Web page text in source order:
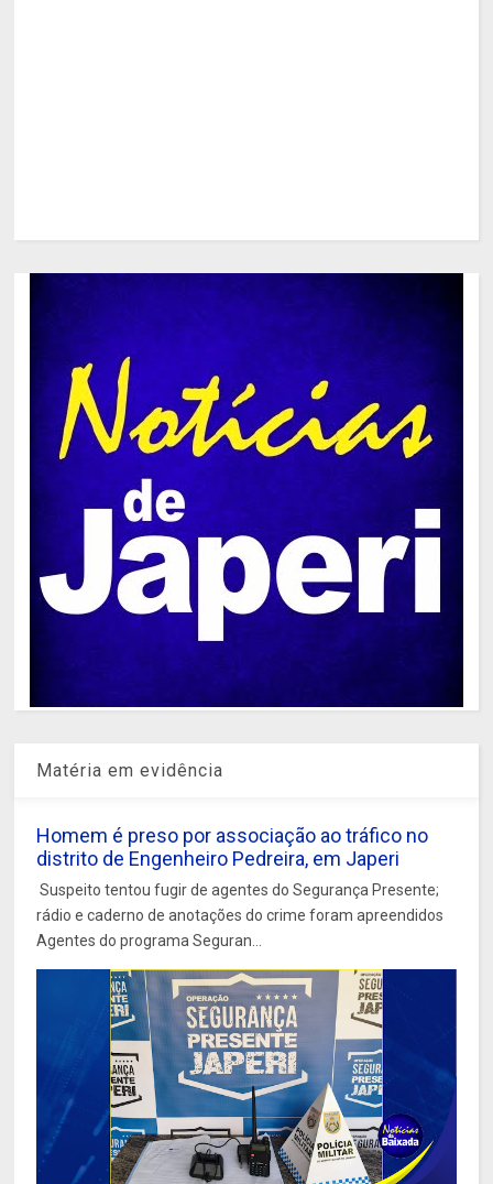
Matéria em evidência
Homem é preso por associação ao tráfico no
distrito de Engenheiro Pedreira, em Japeri
Suspeito tentou fugir de agentes do Segurança Presente;
rádio e caderno de anotações do crime foram apreendidos
Agentes do programa Seguran...